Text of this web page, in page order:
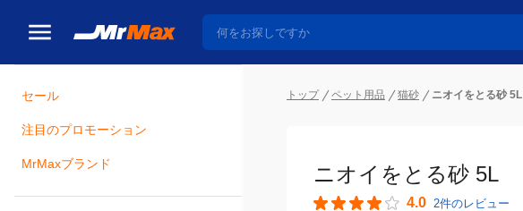
セール
注目のプロモーション
MrMaxブランド
トップ ペット用品 猫砂 ニオイをとる砂 5L
ニオイをとる砂 5L
4.0 2件のレビュー